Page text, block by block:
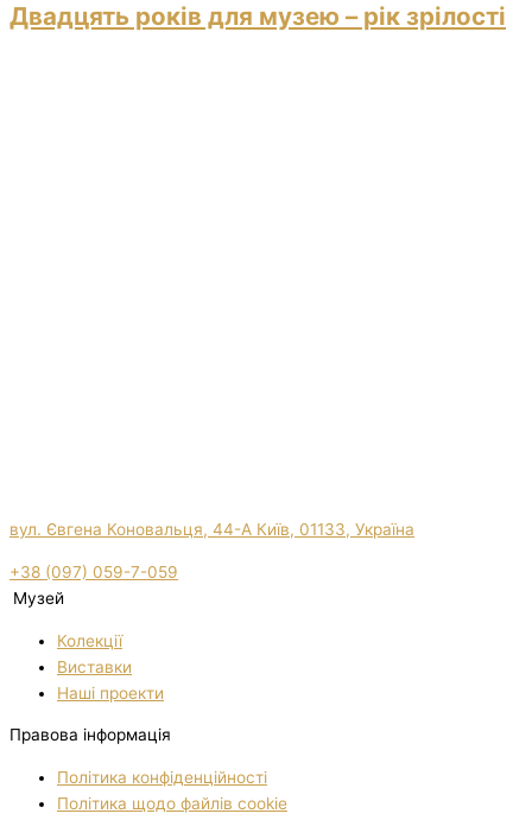
Двадцять років для музею – рік зрілості
вул. Євгена Коновальця, 44-А Київ, 01133, Україна
+38 (097) 059-7-059
Музей
Колекції
Виставки
Нашi проекти
Правова інформація
Політика конфіденційності
Політика щодо файлів cookie